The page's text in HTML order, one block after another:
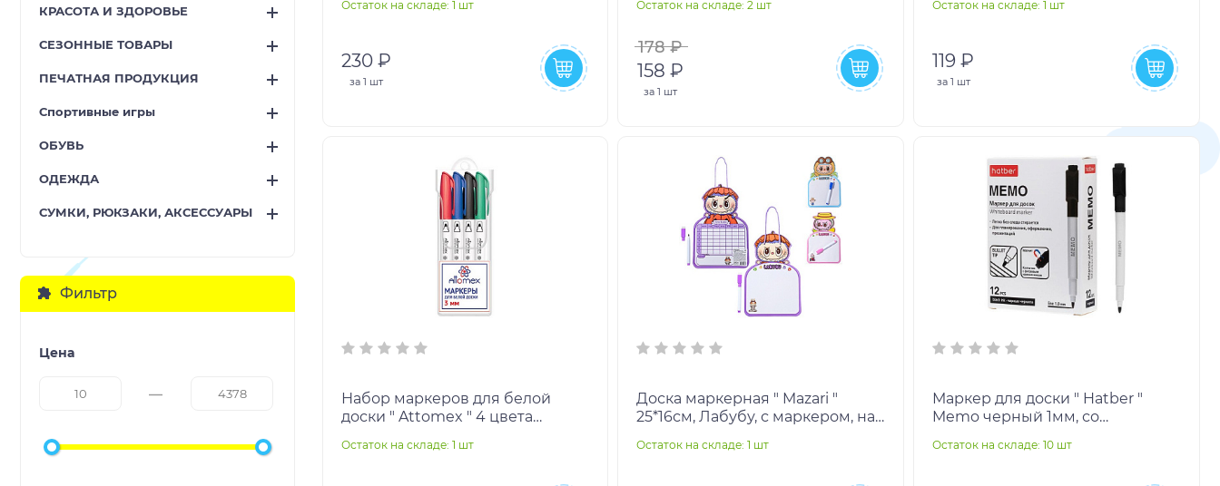
КРАСОТА И ЗДОРОВЬЕ
СЕЗОННЫЕ ТОВАРЫ
ПЕЧАТНАЯ ПРОДУКЦИЯ
Спортивные игры
ОБУВЬ
ОДЕЖДА
СУМКИ, РЮКЗАКИ, АКСЕССУАРЫ
Фильтр
Цена
Остаток на складе: 1 шт
230 ₽
за 1 шт
пулевидный наконечни
Остаток на складе: 2 шт
178 ₽
158 ₽
за1 шт
черный) 3мм пулевидный
Остаток на складе: 1 шт
119 ₽
за 1 шт
Набор маркеров для белой
доски " Attomex " 4 цвета
черный) 2мм пулевидный
Остаток на складе: 1 шт
Доска маркерная " Mazari "
25*16см, Лабубу, с маркером, на
европодвес
Остаток на складе: 1 шт
Маркер для доски " Hatber "
Memo черный 1мм, со
наконечник
Остаток на складе: 10 шт